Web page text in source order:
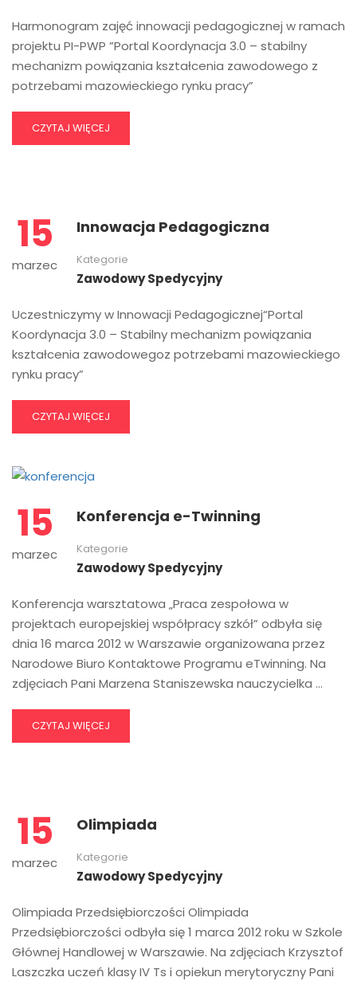
Harmonogram zajęć innowacji pedagogicznej w ramach
projektu PI-PWP ”Portal Koordynacja 3.0 – stabilny
mechanizm powiązania kształcenia zawodowego z
potrzebami mazowieckiego rynku pracy”
CZYTAJ WIĘCEJ
15
marzec
Innowacja Pedagogiczna
Kategorie
Zawodowy Spedycyjny
Uczestniczymy w Innowacji Pedagogicznej“Portal
Koordynacja 3.0 – Stabilny mechanizm powiązania
kształcenia zawodowegoz potrzebami mazowieckiego
rynku pracy”
CZYTAJ WIĘCEJ
15
marzec
Konferencja e-Twinning
Kategorie
Zawodowy Spedycyjny
Konferencja warsztatowa „Praca zespołowa w
projektach europejskiej współpracy szkół” odbyła się
dnia 16 marca 2012 w Warszawie organizowana przez
Narodowe Biuro Kontaktowe Programu eTwinning. Na
zdjęciach Pani Marzena Staniszewska nauczycielka …
CZYTAJ WIĘCEJ
15
marzec
Olimpiada
Kategorie
Zawodowy Spedycyjny
Olimpiada Przedsiębiorczości Olimpiada
Przedsiębiorczości odbyła się 1 marca 2012 roku w Szkole
Głównej Handlowej w Warszawie. Na zdjęciach Krzysztof
Laszczka uczeń klasy IV Ts i opiekun merytoryczny Pani